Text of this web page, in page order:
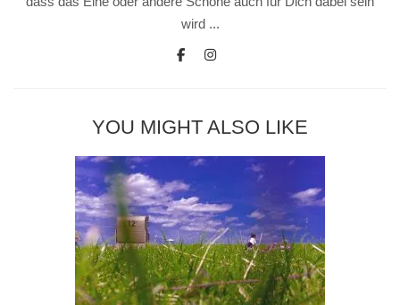
wird ...
YOU MIGHT ALSO LIKE